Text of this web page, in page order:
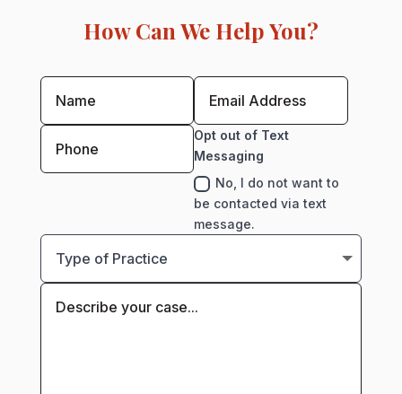
How Can We Help You?
Opt out of Text
Messaging
No, I do not want to
be contacted via text
message.